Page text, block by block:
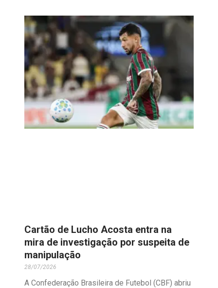
Cartão de Lucho Acosta entra na
mira de investigação por suspeita de
manipulação
28/07/2026
A Confederação Brasileira de Futebol (CBF) abriu